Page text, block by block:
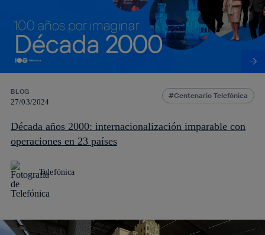
BLOG
27/03/2024
Centenario Telefónica
Década años 2000: internacionalización imparable con
operaciones en 23 países
Telefónica